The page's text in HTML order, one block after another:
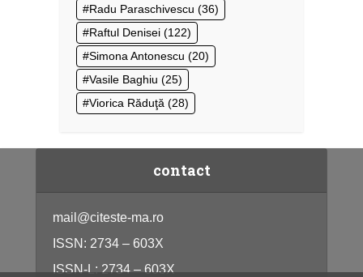
Radu Paraschivescu (36)
Raftul Denisei (122)
Simona Antonescu (20)
Vasile Baghiu (25)
Viorica Răduţă (28)
contact
mail@citeste-ma.ro
ISSN: 2734 – 603X
ISSN-L: 2734 – 603X